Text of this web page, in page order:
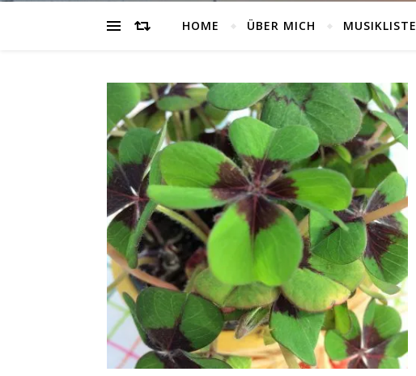
HOME ÜBER MICH MUSIKLISTE